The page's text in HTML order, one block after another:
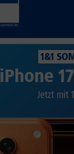
1&1
iPhone
Jetzt mit